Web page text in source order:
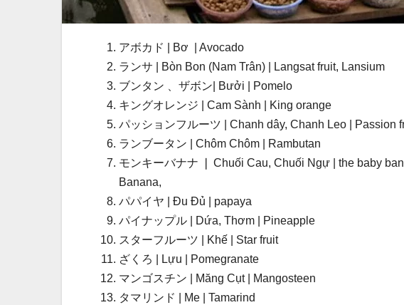
アボカド | Bơ | Avocado
ランサ | Bòn Bon (Nam Trân) | Langsat fruit, Lansium
ブンタン 、ザボン| Bưởi | Pomelo
キングオレンジ | Cam Sành | King orange
パッションフルーツ | Chanh dây, Chanh Leo | Passion
ランブータン | Chôm Chôm | Rambutan
モンキーバナナ ❘ Chuối Cau, Chuối Ngự | the baby
Banana,
パパイヤ | Đu Đủ | papaya
パイナップル | Dứa, Thơm | Pineapple
スターフルーツ | Khế | Star fruit
ざくろ | Lựu | Pomegranate
マンゴスチン | Măng Cụt | Mangosteen
タマリンド | Me | Tamarind